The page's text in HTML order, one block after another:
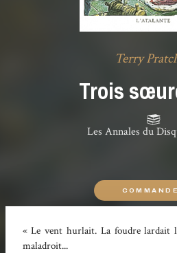
Terry
Trois
Les Annales du
« Le vent hurlait. La foudre lardait
maladroit...